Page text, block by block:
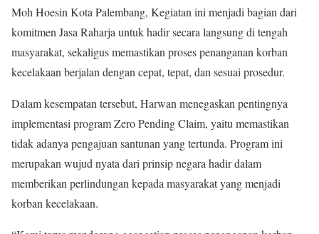
Moh Hoesin Kota Palembang, Kegiatan ini menjadi bagian dari
komitmen Jasa Raharja untuk hadir secara langsung di tengah
masyarakat, sekaligus memastikan proses penanganan korban
kecelakaan berjalan dengan cepat, tepat, dan sesuai prosedur.
Dalam kesempatan tersebut, Harwan menegaskan pentingnya
implementasi program Zero Pending Claim, yaitu memastikan
tidak adanya pengajuan santunan yang tertunda. Program ini
merupakan wujud nyata dari prinsip negara hadir dalam
memberikan perlindungan kepada masyarakat yang menjadi
korban kecelakaan.